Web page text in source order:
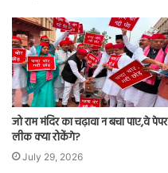
जो राम मंदिर का चढ़ावा न बचा पाए,वे पेपर
लीक क्या रोकेंगे?
July 29, 2026